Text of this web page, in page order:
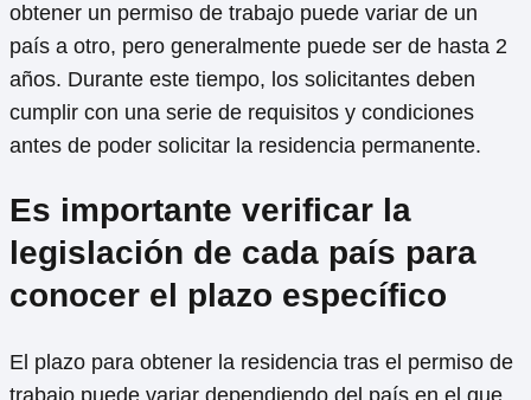
obtener un permiso de trabajo puede variar de un
país a otro, pero generalmente puede ser de hasta 2
años. Durante este tiempo, los solicitantes deben
cumplir con una serie de requisitos y condiciones
antes de poder solicitar la residencia permanente.
Es importante verificar la
legislación de cada país para
conocer el plazo específico
El plazo para obtener la residencia tras el permiso de
trabajo puede variar dependiendo del país en el que